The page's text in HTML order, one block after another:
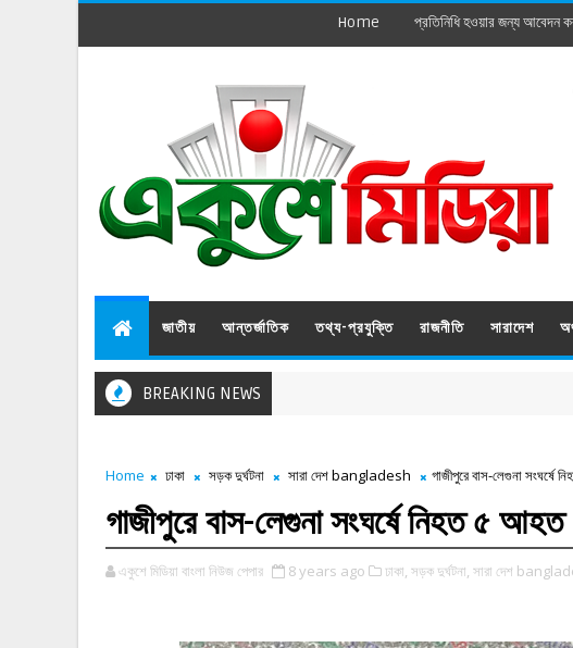
Home প্রতিনিধি হওয়ার জন্য আবেদন
জাতীয় আন্তর্জাতিক তথ্য-প্রযুক্তি রাজনীতি সারাদেশ
BREAKING NEWS
Home ঢাকা সড়ক দুর্ঘটনা সারা দেশ bangladesh গাজীপুরে বাস-লেগুনা
গাজীপুরে বাস-লেগুনা সংঘর্ষে নিহত ৫
একুশে মিডিয়া বাংলা নিউজ পেপার 8 years ago ঢাকা, সড়ক দুর্ঘটনা, সারা দেশ